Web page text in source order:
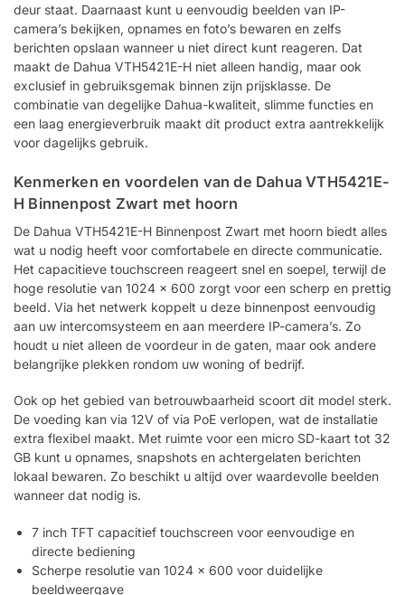
deur staat. Daarnaast kunt u eenvoudig beelden van IP-
camera’s bekijken, opnames en foto’s bewaren en zelfs
berichten opslaan wanneer u niet direct kunt reageren. Dat
maakt de Dahua VTH5421E-H niet alleen handig, maar ook
exclusief in gebruiksgemak binnen zijn prijsklasse. De
combinatie van degelijke Dahua-kwaliteit, slimme functies en
een laag energieverbruik maakt dit product extra aantrekkelijk
voor dagelijks gebruik.
Kenmerken en voordelen van de Dahua VTH5421E-
H Binnenpost Zwart met hoorn
De Dahua VTH5421E-H Binnenpost Zwart met hoorn biedt alles
wat u nodig heeft voor comfortabele en directe communicatie.
Het capacitieve touchscreen reageert snel en soepel, terwijl de
hoge resolutie van 1024 x 600 zorgt voor een scherp en prettig
beeld. Via het netwerk koppelt u deze binnenpost eenvoudig
aan uw intercomsysteem en aan meerdere IP-camera’s. Zo
houdt u niet alleen de voordeur in de gaten, maar ook andere
belangrijke plekken rondom uw woning of bedrijf.
Ook op het gebied van betrouwbaarheid scoort dit model sterk.
De voeding kan via 12V of via PoE verlopen, wat de installatie
extra flexibel maakt. Met ruimte voor een micro SD-kaart tot 32
GB kunt u opnames, snapshots en achtergelaten berichten
lokaal bewaren. Zo beschikt u altijd over waardevolle beelden
wanneer dat nodig is.
7 inch TFT capacitief touchscreen voor eenvoudige en
directe bediening
Scherpe resolutie van 1024 x 600 voor duidelijke
beeldweergave